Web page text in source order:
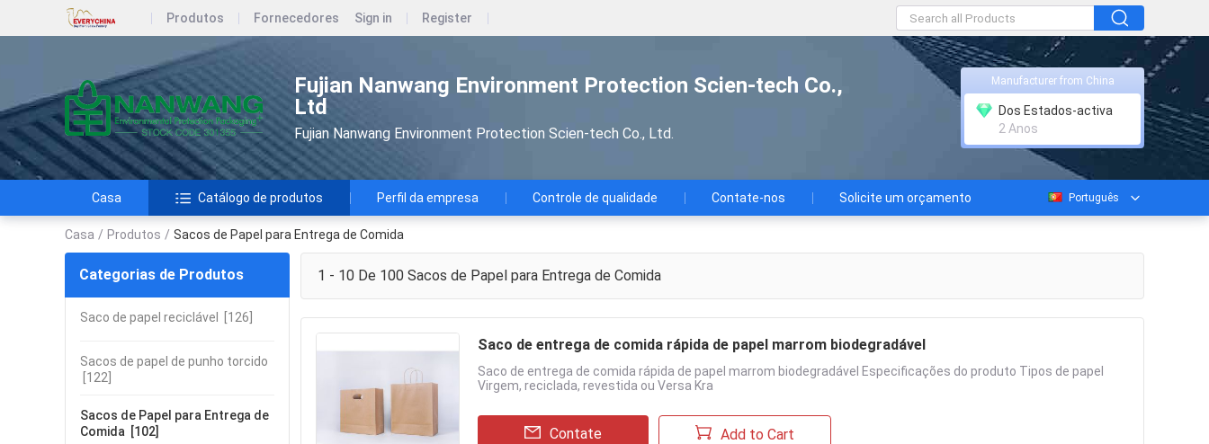
Produtos Fornecedores Sign in Register
Fujian Nanwang Environment Protection Scien-tech Co.,
Ltd
Fujian Nanwang Environment Protection Scien-tech Co., Ltd.
Manufacturer from China
Dos Estados-activa
2 Anos
Casa Catálogo de produtos Perfil da empresa Controle de qualidade Contate-nos Solicite um orçamento Português
Casa / Produtos / Sacos de Papel para Entrega de Comida
Categorias de Produtos
Saco de papel reciclável [126]
Sacos de papel de punho torcido
[122]
Sacos de Papel para Entrega de
Comida [102]
1 - 10 De 100 Sacos de Papel para Entrega de Comida
Saco de entrega de comida rápida de papel marrom biodegradável
Saco de entrega de comida rápida de papel marrom biodegradável Especificações do produto Tipos de papel
Virgem, reciclada, revestida ou Versa Kra
Contate Add to Cart